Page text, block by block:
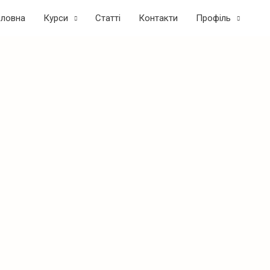
Курси Статтi Контакти Профіль